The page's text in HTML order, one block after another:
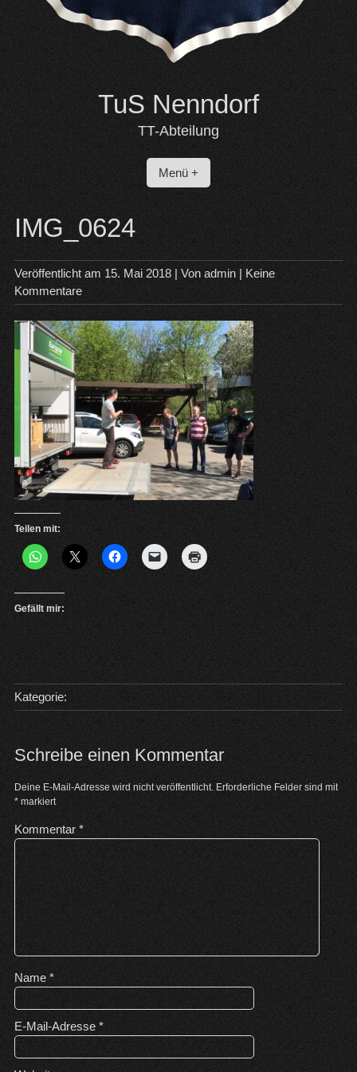
TuS Nenndorf
TT-Abteilung
Menü +
IMG_0624
Veröffentlicht am 15. Mai 2018| Von admin| Keine
Kommentare
Teilen mit:
Gefällt mir:
Kategorie:
Schreibe einen Kommentar
Deine E-Mail-Adresse wird nicht veröffentlicht. Erforderliche Felder sind mit
*markiert
Kommentar *
Name*
E-Mail-Adresse *